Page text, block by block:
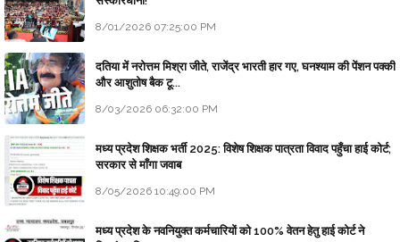
8/01/2026 07:25:00 PM
दतिया में नरोत्तम मिश्रा जीते, राजेंद्र भारती हार गए, घनश्याम की पेंशन पक्की
और आशुतोष बैक टू...
8/03/2026 06:32:00 PM
मध्य प्रदेश शिक्षक भर्ती 2025: विशेष शिक्षक पात्रता विवाद पहुँचा हाई कोर्ट;
सरकार से माँगा जवाब
8/05/2026 10:49:00 PM
मध्य प्रदेश के नवनियुक्त कर्मचारियों को 100% वेतन हेतु हाई कोर्ट ने